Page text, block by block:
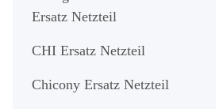
Ersatz Netzteil
CHI Ersatz Netzteil
Chicony Ersatz Netzteil